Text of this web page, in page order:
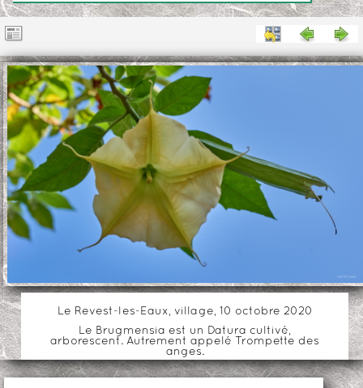
Le Revest-les-Eaux, village, 10 octobre 2020
Le Brugmensia est un Datura cultivé,
arborescent. Autrement appelé Trompette des
anges.